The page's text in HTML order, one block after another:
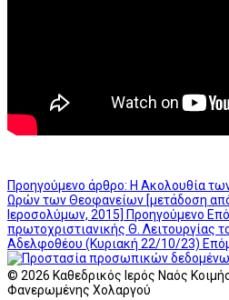
Προηγούμενο άρθρο: Η Ακολουθία
Ωρών των Θεοφανείων [μετάδοση
Ιεροσολύμων, 2015] Προηγούμενο
πρωτοχριστιανικής Θ. Λειτουργίας
Αδελφοθέου (Κυριακή 22/10/23)
© 2026 Καθεδρικός Ιερός Ναός
Φανερωμένης Χολαργού